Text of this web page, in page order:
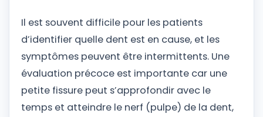
Il est souvent difficile pour les patients
d’identifier quelle dent est en cause, et les
symptômes peuvent être intermittents. Une
évaluation précoce est importante car une
petite fissure peut s’approfondir avec le
temps et atteindre le nerf (pulpe) de la dent,